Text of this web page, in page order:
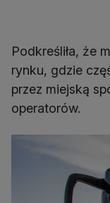
Podkreśliła, że
rynku, gdzie
przez miejską
operatorów.